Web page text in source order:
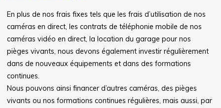
En plus de nos frais fixes tels que les frais d’utilisation de nos
caméras en direct, les contrats de téléphonie mobile de nos
caméras vidéo en direct, la location du garage pour nos
pièges vivants, nous devons également investir régulièrement
dans de nouveaux équipements et dans des formations
continues.
Nous pouvons ainsi financer d’autres caméras, des pièges
vivants ou nos formations continues régulières, mais aussi, par